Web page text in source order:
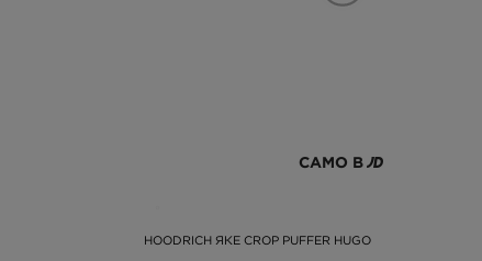
САМО В
HOODRICH ЯКЕ CROP PUFFER HUGO